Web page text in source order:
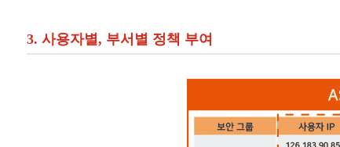
3. 사용자별, 부서별 정책 부여